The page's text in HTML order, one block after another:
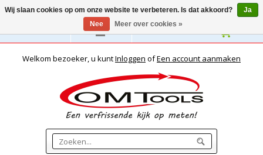
Nederlands
Welkom bezoeker, u kuntInloggen ofEen account aanmaken
Wij slaan cookies op om onze website te verbeteren. Is dat akkoord?
Ja
Nee
Meer over cookies »